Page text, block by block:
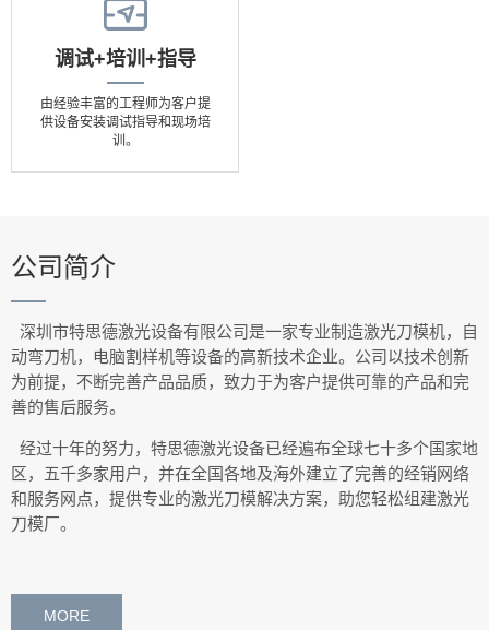
调试+培训+指导
由经验丰富的工程师为客户提
供设备安装调试指导和现场培
训。
公司简介
深圳市特思德激光设备有限公司是一家专业制造激光刀模机，自
动弯刀机，电脑割样机等设备的高新技术企业。公司以技术创新
为前提，不断完善产品品质，致力于为客户提供可靠的产品和完
善的售后服务。
经过十年的努力，特思德激光设备已经遍布全球七十多个国家地
区，五千多家用户，并在全国各地及海外建立了完善的经销网络
和服务网点，提供专业的激光刀模解决方案，助您轻松组建激光
刀模厂。
MORE